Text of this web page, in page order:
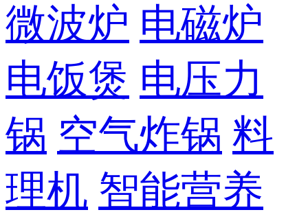
微波炉 电磁炉
电饭煲 电压力
锅 空气炸锅 料
理机 智能营养